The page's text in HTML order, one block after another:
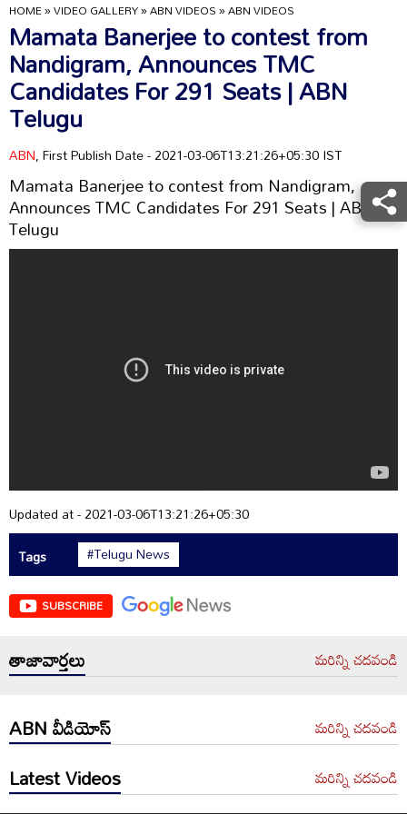
HOME»VIDEO GALLERY»ABN VIDEOS»ABN VIDEOS
Mamata Banerjee to contest from
Nandigram, Announces TMC
Candidates For 291 Seats | ABN
Telugu
ABN, First Publish Date - 2021-03-06T13:21:26+05:30 IST
Mamata Banerjee to contest from Nandigram,
Announces TMC Candidates For 291 Seats | ABN
Telugu
Updated at - 2021-03-06T13:21:26+05:30
Tags
#Telugu News
SUBSCRIBE
తాజావార్తలు మరిన్ని చదవండి
ABN వీడియోస్ మరిన్ని చదవండి
Latest Videos మరిన్ని చదవండి